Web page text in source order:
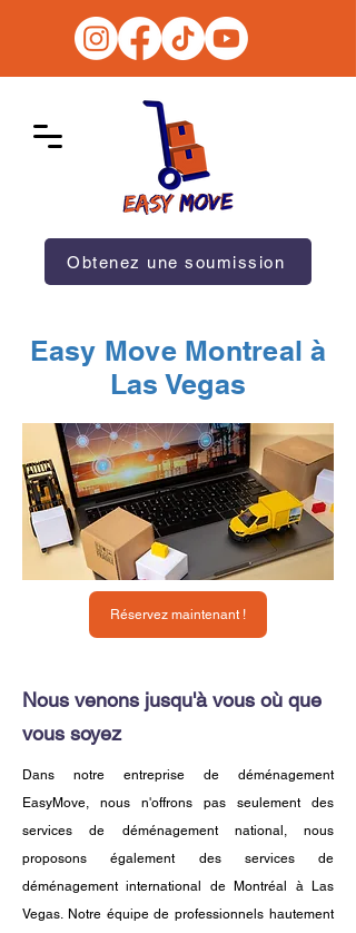
Obtenez une soumission
Easy Move Montreal à
Las Vegas
Réservez maintenant !
Nous venons jusqu'à vous où que
vous soyez
Dans notre entreprise de déménagement
EasyMove, nous n'offrons pas seulement des
services de déménagement national, nous
proposons également des services de
déménagement international de Montréal à Las
Vegas. Notre équipe de professionnels hautement